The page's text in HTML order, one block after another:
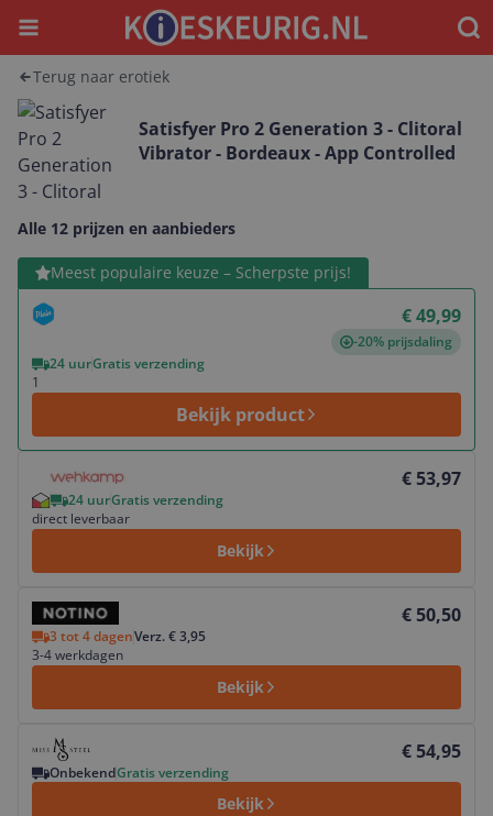
Menu
Terug naar erotiek
Satisfyer Pro 2 Generation 3 - Clitoral
Vibrator - Bordeaux - App Controlled
Alle 12 prijzen en aanbieders
Meest populaire keuze – Scherpste prijs!
€ 49,99
-20% prijsdaling
24 uurGratis verzending
1
Bekijk product
Bekijk product
€ 53,97
24 uurGratis verzending
direct leverbaar
Bekijk
€ 50,50
3 tot 4 dagenVerz. € 3,95
3-4 werkdagen
Bekijk
Bekijk product
€ 54,95
OnbekendGratis verzending
Bekijk
Bekijk product